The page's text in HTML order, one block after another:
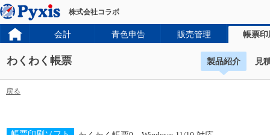
株式会社コラボ
会計 青色申告 販売管理 帳票印
わくわく帳票 製品紹介 見
戻る